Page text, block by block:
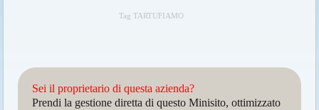
Tag TARTUFIAMO
Sei il proprietario di questa azienda?
Prendi la gestione diretta di questo Minisito, ottimizzato